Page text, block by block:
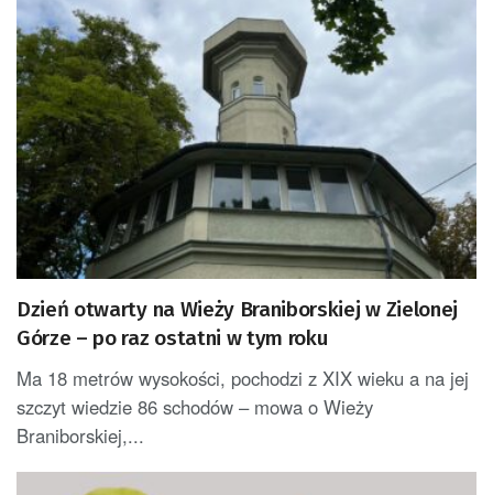
Dzień otwarty na Wieży Braniborskiej w Zielonej
Górze – po raz ostatni w tym roku
Ma 18 metrów wysokości, pochodzi z XIX wieku a na jej
szczyt wiedzie 86 schodów – mowa o Wieży
Braniborskiej,...